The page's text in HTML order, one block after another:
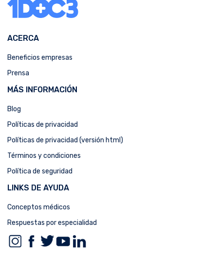
ACERCA
Beneficios empresas
Prensa
MÁS INFORMACIÓN
Blog
Políticas de privacidad
Políticas de privacidad (versión html)
Términos y condiciones
Política de seguridad
LINKS DE AYUDA
Conceptos médicos
Respuestas por especialidad